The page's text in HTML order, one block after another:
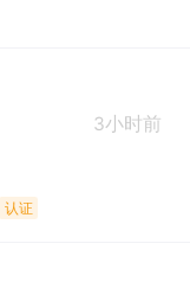
3小时前
认证